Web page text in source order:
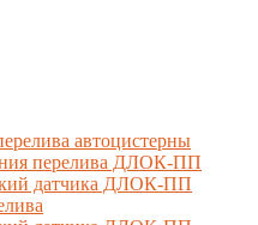
автоцистерны
перелива ДЛОК-ПП
датчика ДЛОК-ПП